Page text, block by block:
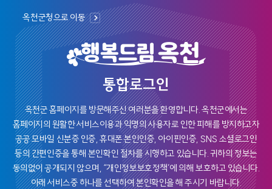
옥천군청으로 이동
통합로그인
옥천군 홈페이지를 방문해주신 여러분을 환영합니다.옥천군에서는
홈페이지의 원활한 서비스이용과 익명의 사용자로 인한 피해를 방지하고자
공공 모바일 신분증 인증, 휴대폰 본인인증, 아이핀인증, SNS 소셜로그인
등의간편인증을 통해 본인확인 절차를 시행하고 있습니다. 귀하의 정보는
동의없이 공개되지 않으며, “개인정보보호정책’에 의해 보호하고 있습니다.
아래 서비스중 하나를 선택하여 본인확인을 해 주시기 바랍니다.